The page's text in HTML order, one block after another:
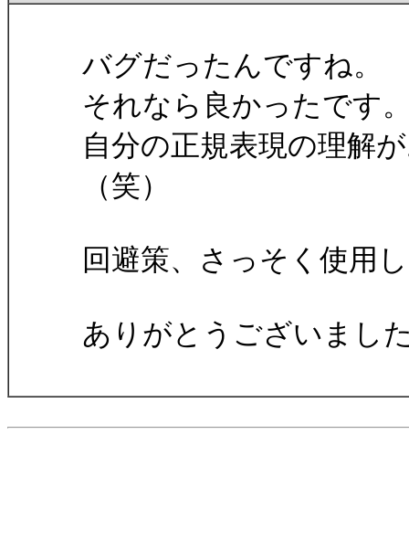
バグだったんですね。
それなら良かったです
自分の正規表現の理解
（笑）
回避策、さっそく使用
ありがとうございまし